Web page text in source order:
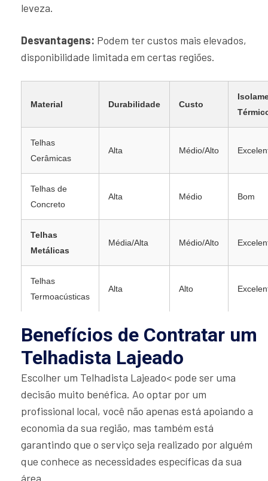
leveza.
Desvantagens: Podem ter custos mais elevados,
disponibilidade limitada em certas regiões.
Material Durabilidade Custo
Telhas
Cerâmicas
Alta Médio/Alto
Telhas de
Concreto
Alta Médio Bom
Telhas
Metálicas
Média/Alta Médio/Alto
Telhas
Termoacústicas
Alta Alto
Benefícios de Contratar um
Telhadista Lajeado
Escolher um Telhadista Lajeado< pode ser uma
decisão muito benéfica. Ao optar por um
profissional local, você não apenas está apoiando a
economia da sua região, mas também está
garantindo que o serviço seja realizado por alguém
que conhece as necessidades específicas da sua
área.